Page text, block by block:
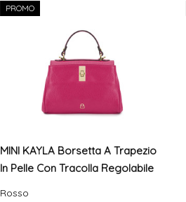
PROMO
MINI KAYLA Borsetta A Trapezio
In Pelle Con Tracolla Regolabile
Rosso